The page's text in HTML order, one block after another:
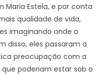
Maria Estela, e por conta
qualidade de vida,
imaginando onde o
disso, eles passaram a
preocupação com a
poderiam estar sob o